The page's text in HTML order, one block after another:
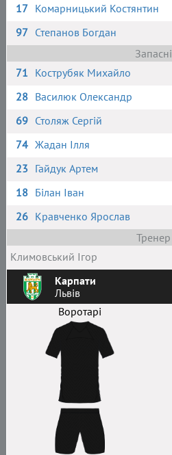
17 Комарницький Костянтин
97 Степанов Богдан
Запасні
71 Кострубяк Михайло
28 Василюк Олександр
69 Столяж Сергій
74 Жадан Ілля
23 Гайдук Артем
18 Білан Іван
26 Кравченко Ярослав
Тренер
Климовський Ігор
Карпати
Львів
Воротарі